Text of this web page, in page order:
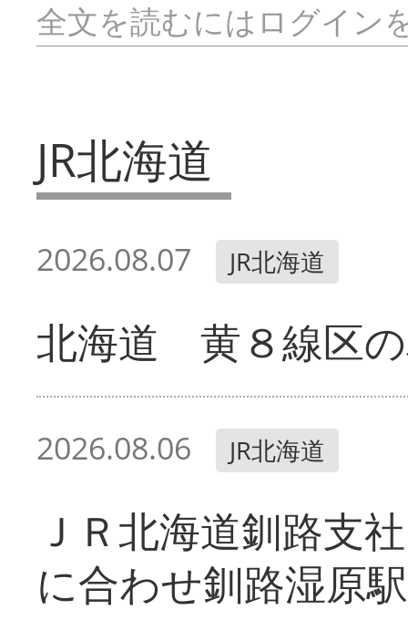
全文を読むにはログイン
JR北海道
2026.08.07 JR北海道
北海道 黄８線区
2026.08.06 JR北海道
ＪＲ北海道釧路支
に合わせ釧路湿原